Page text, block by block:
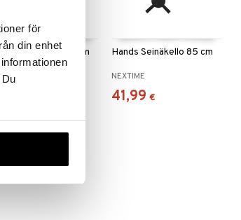
för
din enhet
Seinäkello 70 cm Hands Seinäkello 85 cm
NEXTIME
41,99 €